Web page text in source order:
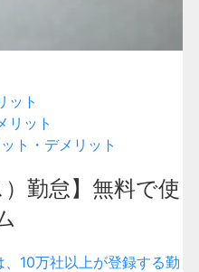
ット
リット
ト・デメリット
）勤怠】無料で使
、10万社以上が登録する勤